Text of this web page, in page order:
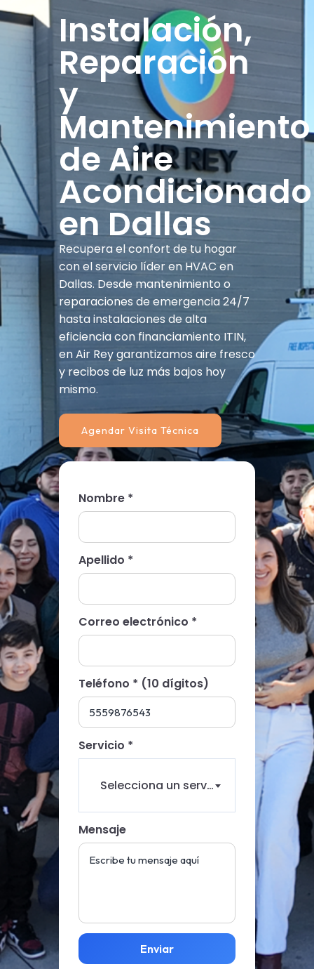
Instalación,
Reparación
y
Mantenimiento
de Aire
Acondicionado
en Dallas
Recupera el confort de tu hogar
con el servicio líder en HVAC en
Dallas. Desde mantenimiento o
reparaciones de emergencia 24/7
hasta instalaciones de alta
eficiencia con financiamiento ITIN,
en Air Rey garantizamos aire fresco
y recibos de luz más bajos hoy
mismo.
Agendar Visita Técnica
Nombre *
Apellido *
Correo electrónico *
Teléfono * (10 dígitos)
Servicio *
Selecciona un servicio
Mensaje
Enviar